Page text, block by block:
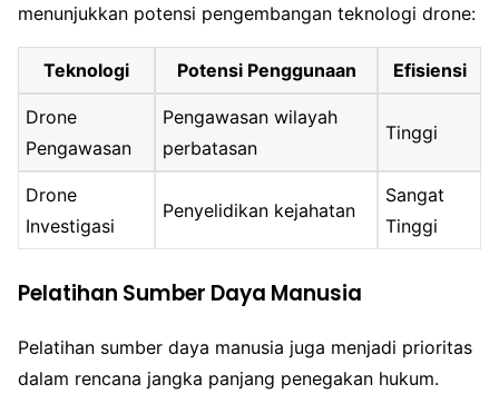
menunjukkan potensi pengembangan teknologi drone:
Teknologi Potensi Penggunaan Efisiensi
Drone
Pengawasan
Pengawasan wilayah
perbatasan
Tinggi
Drone
Investigasi
Penyelidikan kejahatan
Sangat
Tinggi
Pelatihan Sumber Daya Manusia
Pelatihan sumber daya manusia juga menjadi prioritas
dalam rencana jangka panjang penegakan hukum.